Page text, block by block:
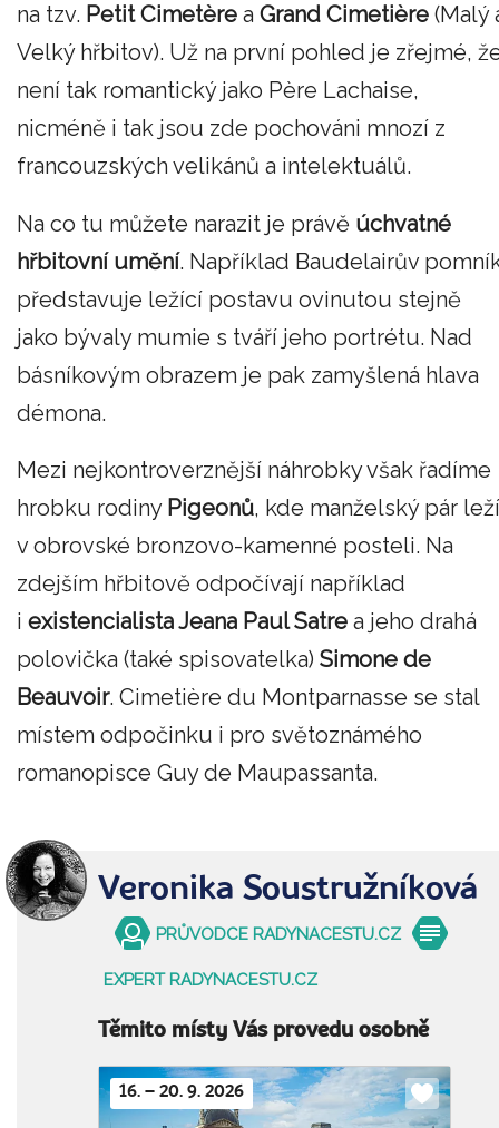
na tzv. Petit Cimetère a Grand Cimetière (Malý
Velký hřbitov). Už na první pohled je zřejmé,
není tak romantický jako Père Lachaise,
nicméně i tak jsou zde pochováni mnozí z
francouzských velikánů a intelektuálů.
Na co tu můžete narazit je právě úchvatné
hřbitovní umění. Například Baudelairův
představuje ležící postavu ovinutou stejně
jako bývaly mumie s tváří jeho portrétu. Nad
básníkovým obrazem je pak zamyšlená hlava
démona.
Mezi nejkontroverznější náhrobky však řadíme
hrobku rodiny Pigeonů, kde manželský pár leží
v obrovské bronzovo-kamenné posteli. Na
zdejším hřbitově odpočívají například
i existencialista Jeana Paul Satre a jeho drahá
polovička (také spisovatelka) Simone de
Beauvoir. Cimetière du Montparnasse se stal
místem odpočinku i pro světoznámého
romanopisce Guy de Maupassanta.
Veronika Soustružníková
PRŮVODCE RADYNACESTU.CZ
EXPERT RADYNACESTU.CZ
Těmito místy Vás provedu osobně
16. – 20. 9. 2026
Do